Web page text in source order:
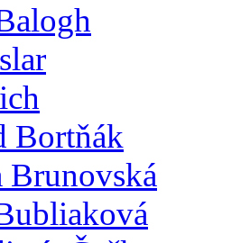
Bortňák
Brunovská